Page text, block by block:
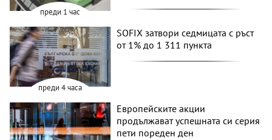
преди 1 час
преди 4 часа
SOFIX затвори седмицата с ръст
от 1% до 1 311 пункта
Европейските акции
продължават успешната си серия
пети пореден ден